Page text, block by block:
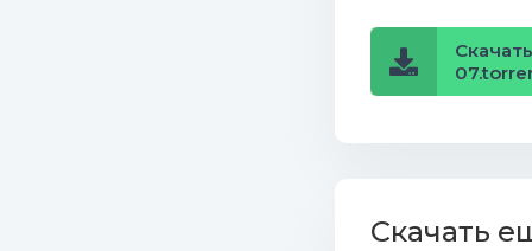
16.
19. Hold
Скачать